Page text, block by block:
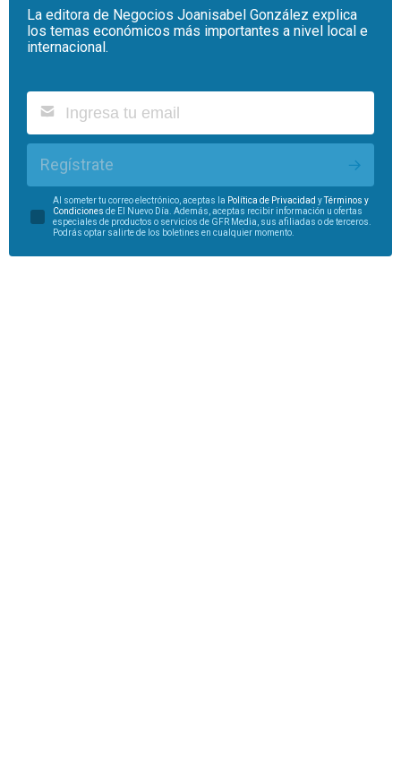
La editora de Negocios Joanisabel González explica
los temas económicos más importantes a nivel local e
internacional.
Regístrate
Al someter tu correo electrónico, aceptas la Política de Privacidad yTérminos y
Condiciones de El Nuevo Día. Además, aceptas recibir información u ofertas
especiales de productos o servicios de GFR Media, sus afiliadas o de terceros.
Podrás optar salirte de los boletines en cualquier momento.